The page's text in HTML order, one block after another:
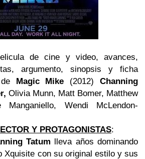
de cine y video, avances,
argumento, sinopsis y ficha
Magic Mike (2012)Channing
Olivia Munn, Matt Bomer, Matthew
Manganiello, Wendi McLendon-
Y PROTAGONISTAS:
Tatum lleva años dominando
Xquisite con su original estilo y sus